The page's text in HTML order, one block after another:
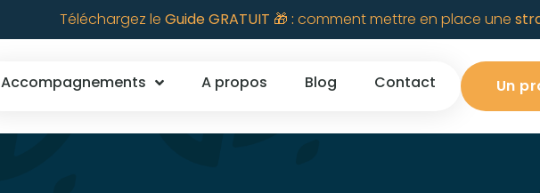
Téléchargez le Guide GRATUIT 🎁 : comment mettre en place une
Accompagnements A propos Blog Contact Un